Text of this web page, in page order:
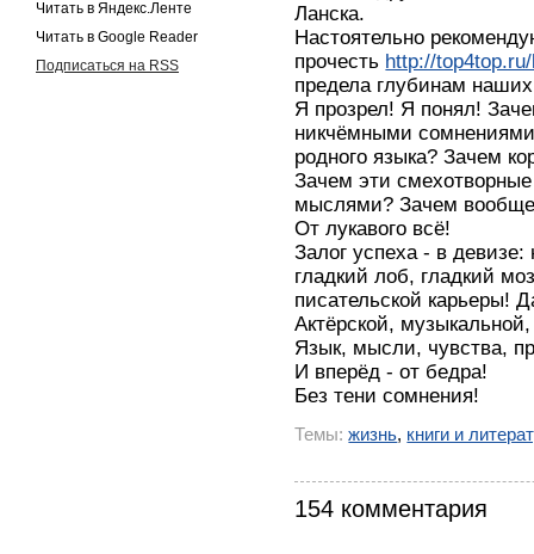
Читать в Яндекс.Ленте
Читать в Google Reader
Подписаться на RSS
Ланска.
Настоятельно
прочесть http://
предела глубинам
Я прозрел! Я понял!
никчёмными
родного языка? Зачем
Зачем эти
мыслями? Зачем
От лукавого всё!
Залог успеха - в
гладкий лоб, гладкий
писательской карьеры!
Актёрской,
Язык, мысли, чувства,
И вперёд - от бедра!
Без тени сомнения!
Темы: жизнь, книги и
154 комментария